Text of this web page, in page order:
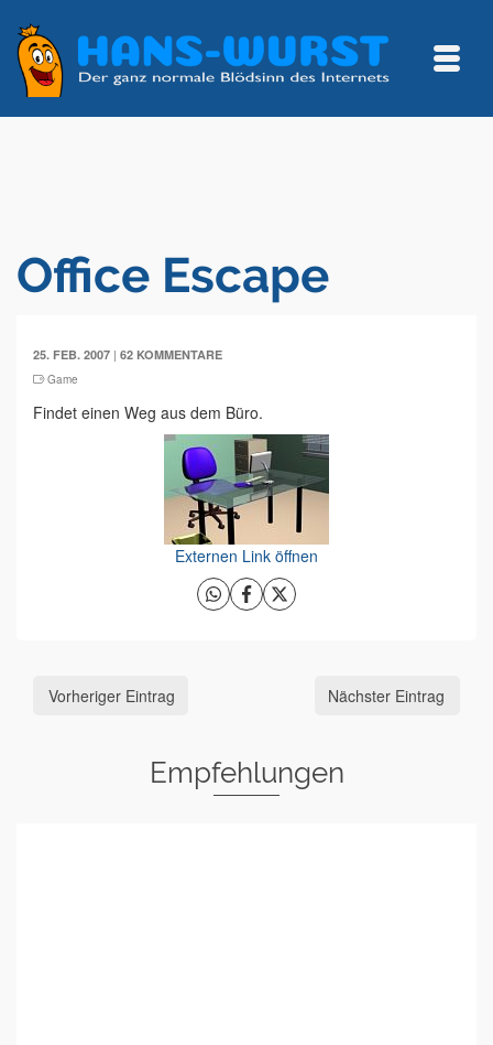
Office Escape
25. FEB. 2007 | 62 KOMMENTARE
Game
Findet einen Weg aus dem Büro.
Externen Link öffnen
Vorheriger Eintrag Nächster Eintrag
Empfehlungen